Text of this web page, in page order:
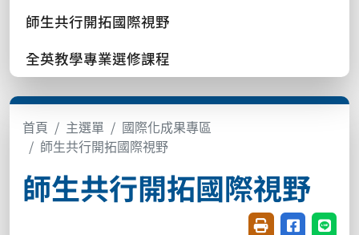
師生共行開拓國際視野
全英教學專業選修課程
首頁 主選單
國際化成果專區
師生共行開拓國際視野
師生共行開拓國際視野
友善列印(開新視
分享至臉書
分享